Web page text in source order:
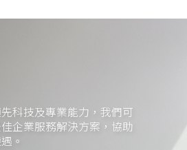
科技及專業能力，我們可
企業服務解決方案，協助
。